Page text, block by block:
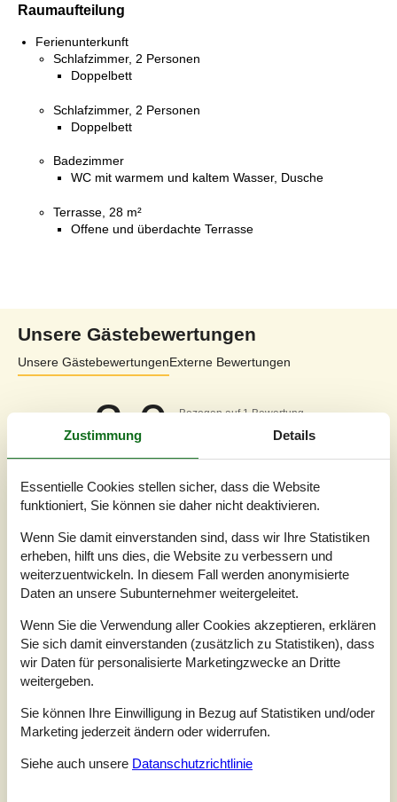
Raumaufteilung
Ferienunterkunft
Schlafzimmer, 2 Personen
Doppelbett
Schlafzimmer, 2 Personen
Doppelbett
Badezimmer
WC mit warmem und kaltem Wasser, Dusche
Terrasse, 28 m²
Offene und überdachte Terrasse
Unsere Gästebewertungen
Unsere GästebewertungenExterne Bewertungen
3,0 Bezogen auf1Bewertung
Bewertung ist vom 30.06.2025
5
4
2 (0)
1
Kommentare
Keine Bewertungen haben Kommentare auf Deutsch
Siehe stattdessen 4 externe Bewertungen.
Zustimmung Details
Essentielle Cookies stellen sicher, dass die Website
funktioniert, Sie können sie daher nicht deaktivieren.
Wenn Sie damit einverstanden sind, dass wir Ihre Statistiken
erheben, hilft uns dies, die Website zu verbessern und
weiterzuentwickeln. In diesem Fall werden anonymisierte
Daten an unsere Subunternehmer weitergeleitet.
Wenn Sie die Verwendung aller Cookies akzeptieren, erklären
Sie sich damit einverstanden (zusätzlich zu Statistiken), dass
wir Daten für personalisierte Marketingzwecke an Dritte
weitergeben.
Sie können Ihre Einwilligung in Bezug auf Statistiken und/oder
Marketing jederzeit ändern oder widerrufen.
Siehe auch unsere Datanschutzrichtlinie